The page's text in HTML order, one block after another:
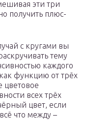
эти три
получить плюс-
с кругами вы
тему
каждого
функцию от трёх
цветовое
всех трёх
цвет, если
что между –